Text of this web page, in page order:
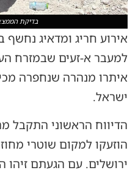
בדיקת
אירוע חריג ומדאיג נחשף
למעבר א-זעים שבמזרח
איתרו מנהרה שנחפרה
ישראל.
הדיווח הראשוני התקבל
הוזעקו למקום שוטרי
ירושלים. עם הגעתם